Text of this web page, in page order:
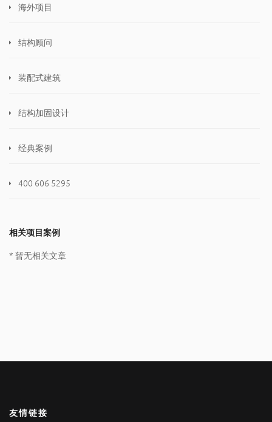
海外项目
结构顾问
装配式建筑
结构加固设计
经典案例
400 606 5295
相关项目案例
* 暂无相关文章
友情链接